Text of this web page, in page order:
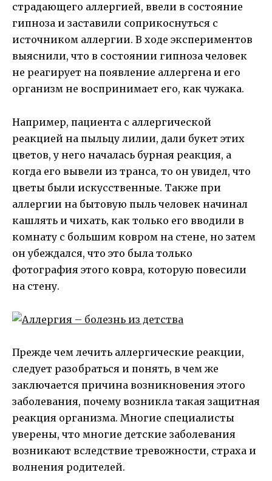
страдающего аллергией, ввели в состояние
гипноза и заставили соприкоснуться с
источником аллергии. В ходе экспериментов
выяснили, что в состоянии гипноза человек
не реагирует на появление аллергена и его
организм не воспринимает его, как чужака.
Например, пациента с аллергической
реакцией на пыльцу лилии, дали букет этих
цветов, у него началась бурная реакция, а
когда его вывели из транса, то он увидел, что
цветы были искусственные. Также при
аллергии на бытовую пыль человек начинал
кашлять и чихать, как только его вводили в
комнату с большим ковром на стене, но затем
он убеждался, что это была только
фотография этого ковра, которую повесили
на стену.
Прежде чем лечить аллергические реакции,
следует разобраться и понять, в чем же
заключается причина возникновения этого
заболевания, почему возникла такая защитная
реакция организма. Многие специалисты
уверены, что многие детские заболевания
возникают вследствие тревожности, страха и
волнения родителей.